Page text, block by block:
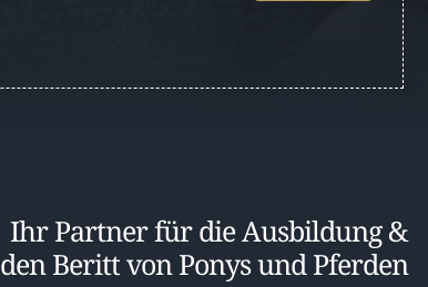
Ihr Partner für die Ausbildung &
den Beritt von Ponys und Pferden